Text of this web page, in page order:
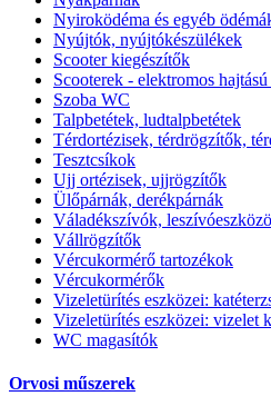
Nyiroködéma és egyéb
Nyújtók, nyújtókészülékek
Scooter kiegészítők
Scooterek - elektromos
Szoba WC
Talpbetétek, ludtalpbetétek
Térdortézisek, térdrögzítők,
Tesztcsíkok
Ujj ortézisek, ujjrögzítők
Ülőpárnák, derékpárnák
Váladékszívók,
Vállrögzítők
Vércukormérő tartozékok
Vércukormérők
Vizeletürítés eszközei:
Vizeletürítés eszközei: vizelet
WC magasítók
Orvosi műszerek